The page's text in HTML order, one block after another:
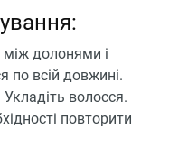
між долонями і
по всій довжині.
волосся.
повторити